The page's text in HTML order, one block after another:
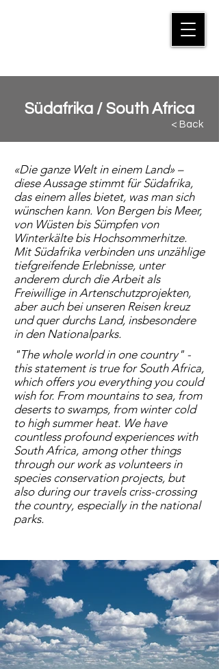
Südafrika / South Africa
< Back
«Die ganze Welt in einem Land» –
diese Aussage stimmt für Südafrika,
das einem alles bietet, was man sich
wünschen kann. Von Bergen bis Meer,
von Wüsten bis Sümpfen von
Winterkälte bis Hochsommerhitze.
Mit Südafrika verbinden uns unzählige
tiefgreifende Erlebnisse, unter
anderem durch die Arbeit als
Freiwillige in Artenschutzprojekten,
aber auch bei unseren Reisen kreuz
und quer durchs Land, insbesondere
in den Nationalparks.
"The whole world in one country" -
this statement is true for South Africa,
which offers you everything you could
wish for. From mountains to sea, from
deserts to swamps, from winter cold
to high summer heat. We have
countless profound experiences with
South Africa, among other things
through our work as volunteers in
species conservation projects, but
also during our travels criss-crossing
the country, especially in the national
parks.